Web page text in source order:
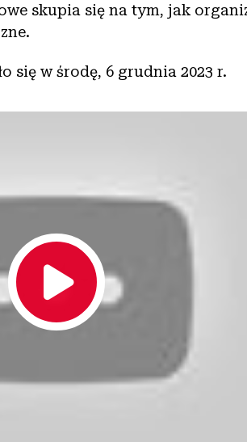
skupia się na tym, jak
się w środę, 6 grudnia 2023 r.